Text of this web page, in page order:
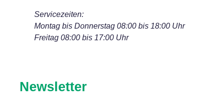
Servicezeiten:
Montag bis Donnerstag 08:00 bis 18:00 Uhr
Freitag 08:00 bis 17:00 Uhr
Newsletter